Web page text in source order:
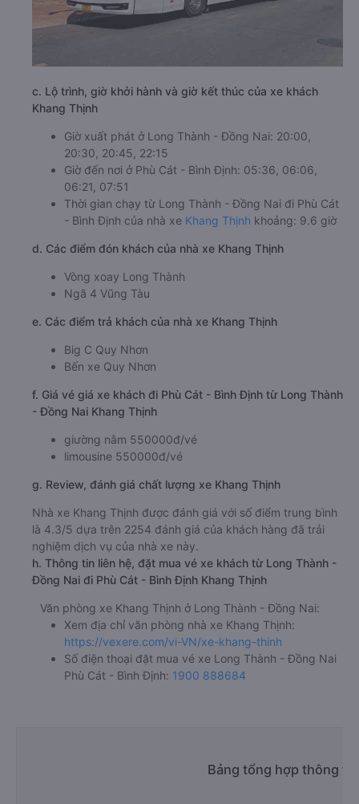
c. Lộ trình, giờ khởi hành và giờ kết thúc của xe khách
Khang Thịnh
Giờ xuất phát ở Long Thành - Đồng Nai: 20:00,
20:30, 20:45, 22:15
Giờ đến nơi ở Phù Cát - Bình Định: 05:36, 06:06,
06:21, 07:51
Thời gian chạy từ Long Thành - Đồng Nai đi Phù Cát
- Bình Định của nhà xe Khang Thịnh khoảng: 9.6 giờ
d. Các điểm đón khách của nhà xe Khang Thịnh
Vòng xoay Long Thành
Ngã 4 Vũng Tàu
e. Các điểm trả khách của nhà xe Khang Thịnh
Big C Quy Nhơn
Bến xe Quy Nhơn
f. Giá vé giá xe khách đi Phù Cát - Bình Định từ Long Thành
- Đồng Nai Khang Thịnh
giường nằm 550000đ/vé
limousine 550000đ/vé
g. Review, đánh giá chất lượng xe Khang Thịnh
Nhà xe Khang Thịnh được đánh giá với số điểm trung bình
là 4.3/5 dựa trên 2254 đánh giá của khách hàng đã trải
nghiệm dịch vụ của nhà xe này.
h. Thông tin liên hệ, đặt mua vé xe khách từ Long Thành -
Đồng Nai đi Phù Cát - Bình Định Khang Thịnh
Văn phòng xe Khang Thịnh ở Long Thành - Đồng Nai:
Xem địa chỉ văn phòng nhà xe Khang Thịnh:
https://vexere.com/vi-VN/xe-khang-thinh
Số điện thoại đặt mua vé xe Long Thành - Đồng Nai
Phù Cát - Bình Định: 1900 888684
Bảng tổng hợp thông